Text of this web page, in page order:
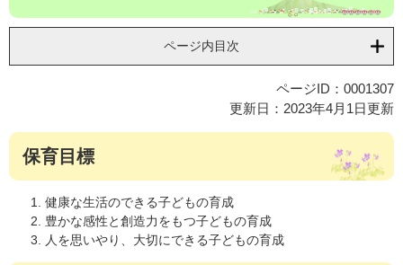
ページ内目次
ページID：0001307
更新日：2023年4月1日更新
保育目標
健康な生活のできる子どもの育成
豊かな感性と創造力をもつ子どもの育成
人を思いやり、大切にできる子どもの育成